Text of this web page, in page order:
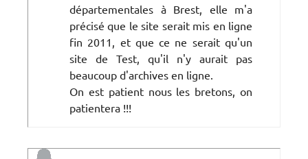
départementales à Brest, elle m'a
précisé que le site serait mis en ligne
fin 2011, et que ce ne serait qu'un
site de Test, qu'il n'y aurait pas
beaucoup d'archives en ligne.
On est patient nous les bretons, on
patientera !!!